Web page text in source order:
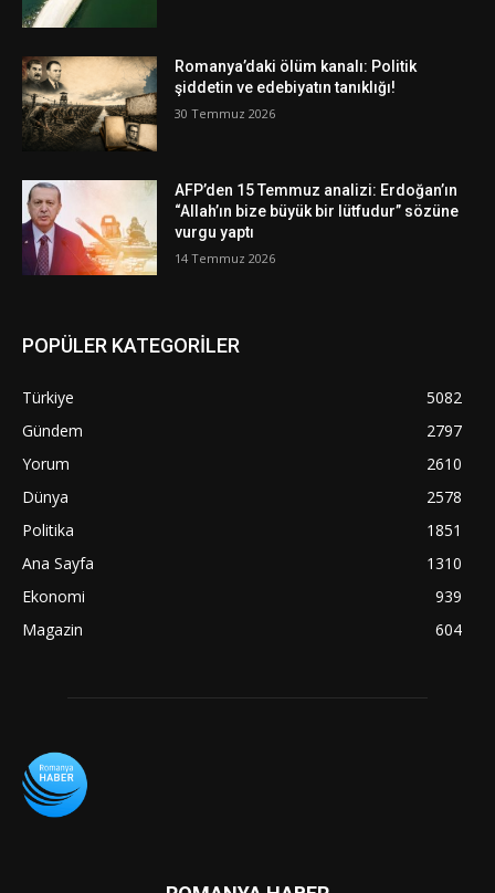
Romanya’daki ölüm kanalı: Politik
şiddetin ve edebiyatın tanıklığı!
30 Temmuz 2026
AFP’den 15 Temmuz analizi: Erdoğan’ın
“Allah’ın bize büyük bir lütfudur” sözüne
vurgu yaptı
14 Temmuz 2026
POPÜLER KATEGORİLER
Türkiye
5082
Gündem
2797
Yorum
2610
Dünya
2578
Politika
1851
Ana Sayfa
1310
Ekonomi
939
Magazin
604